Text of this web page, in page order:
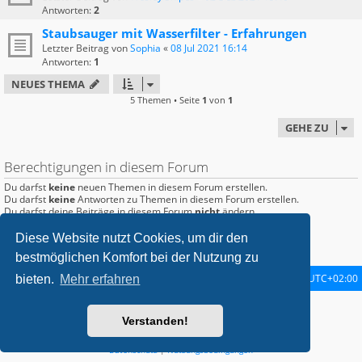
Diese Website nutzt Cookies, um dir den
bestmöglichen Komfort bei der Nutzung zu
bieten. Mehr erfahren
Verstanden!
Antworten:2
Staubsauger mit Wasserfilter - Erfahrungen
Letzter Beitrag vonSophia «08 Jul 2021 16:14
Antworten: 1
NEUES THEMA
5 Themen • Seite 1 von 1
GEHE ZU
Berechtigungen in diesem Forum
Du darfst keine neuen Themen in diesem Forum erstellen.
Du darfst keineAntworten zu Themen in diesem Forum erstellen.
Du darfst deine Beiträge in diesem Forumnichtändern.
Du darfstkeineDateianhänge in diesem Forum erstellen.
Startseite Foren-Übersicht UTC+02:00
metrolike style byEric SeguinUpdated for phpBB3.2 by
Powered byphpBB® Forum Software © phpBB Limited
Deutsche Übersetzung durchphpBB.de
Datenschutz|Nutzungsbedingungen